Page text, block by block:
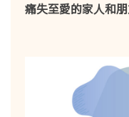
痛失至愛的家人和